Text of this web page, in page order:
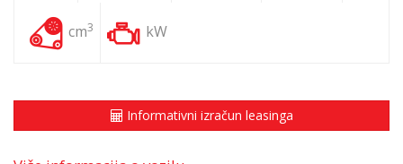
cm3 kW
Informativni izračun leasinga